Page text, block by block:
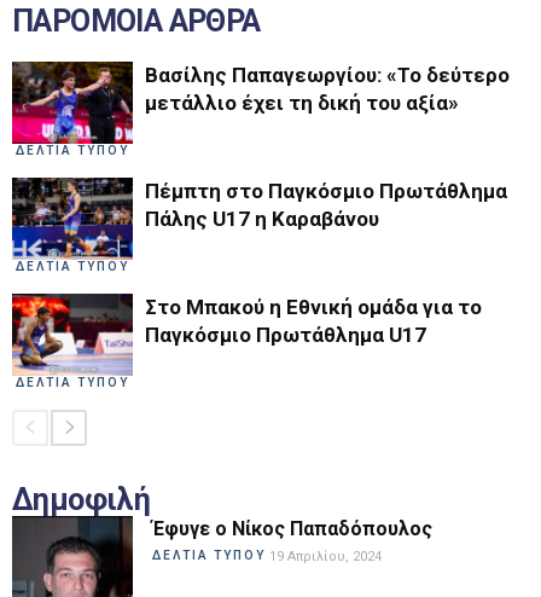
ΠΑΡΟΜΟΙΑ ΑΡΘΡΑ
ΔΕΛΤΙΑ ΤΥΠΟΥ
Βασίλης Παπαγεωργίου: «Το δεύτερο
μετάλλιο έχει τη δική του αξία»
ΔΕΛΤΙΑ ΤΥΠΟΥ
Πέμπτη στο Παγκόσμιο Πρωτάθλημα
Πάλης U17 η Καραβάνου
ΔΕΛΤΙΑ ΤΥΠΟΥ
Στο Μπακού η Εθνική ομάδα για το
Παγκόσμιο Πρωτάθλημα U17
Δημοφιλή
Έφυγε ο Νίκος Παπαδόπουλος
ΔΕΛΤΙΑ ΤΥΠΟΥ 19 Απριλίου, 2024